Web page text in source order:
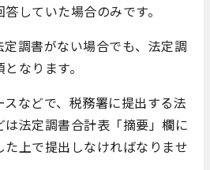
していた場合のみです。
調書がない場合でも、法定調
なります。
などで、税務署に提出する法
法定調書合計表「摘要」欄に
た上で提出しなければなりませ